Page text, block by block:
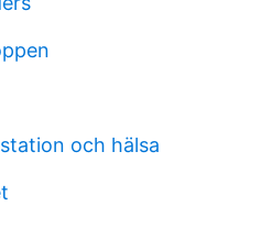
och hälsa